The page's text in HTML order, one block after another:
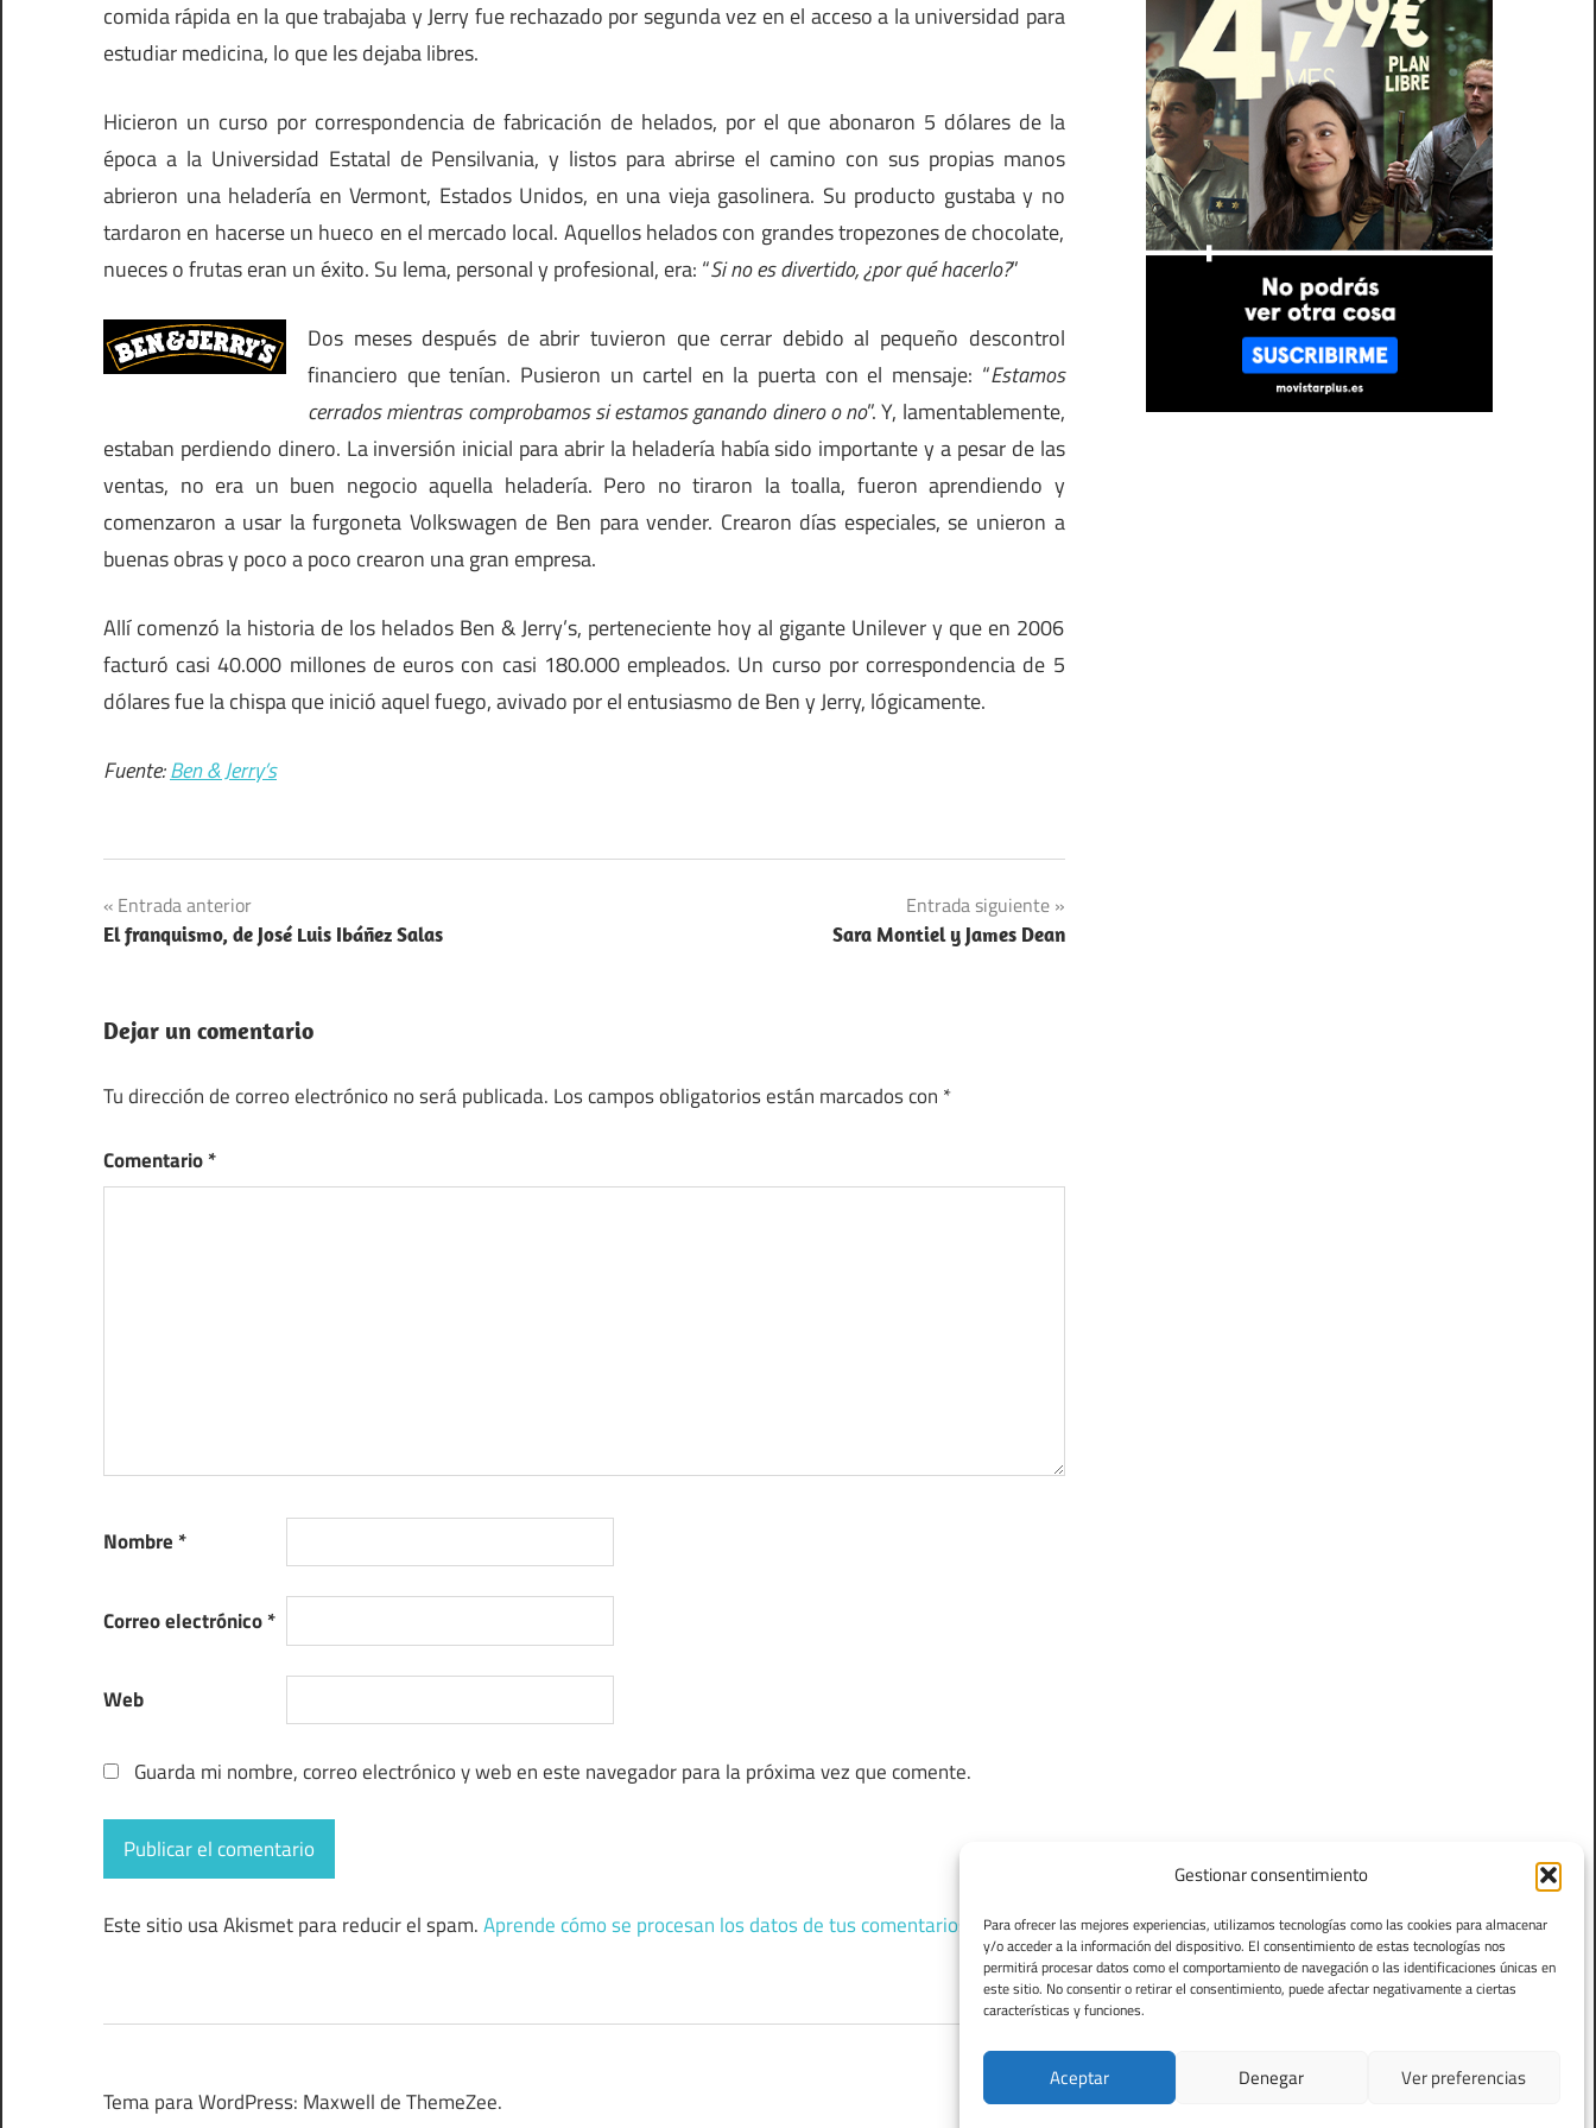
Gestionar consentimiento
Para ofrecer las mejores experiencias, utilizamos tecnologías como las cookies para almacenar
y/o acceder a la información del dispositivo. El consentimiento de estas tecnologías nos
permitirá procesar datos como el comportamiento de navegación o las identificaciones únicas en
este sitio. No consentir o retirar el consentimiento, puede afectar negativamente a ciertas
características y funciones.
Aceptar Denegar Ver preferencias
comida rápida en la que trabajaba y Jerry fue rechazado por segunda vez en el acceso a la universidad para
estudiar medicina, lo que les dejaba libres.
Hicieron un curso por correspondencia de fabricación de helados, por el que abonaron 5 dólares de la
época a la Universidad Estatal de Pensilvania, y listos para abrirse el camino con sus propias manos
abrieron una heladería en Vermont, Estados Unidos, en una vieja gasolinera. Su producto gustaba y no
tardaron en hacerse un hueco en el mercado local. Aquellos helados con grandes tropezones de chocolate,
nueces o frutas eran un éxito. Su lema, personal y profesional, era: “Si no es divertido, ¿por qué hacerlo?”
Dos meses después de abrir tuvieron que cerrar debido al pequeño descontrol
financiero que tenían. Pusieron un cartel en la puerta con el mensaje: “Estamos
cerrados mientras comprobamos si estamos ganando dinero o no”. Y, lamentablemente,
estaban perdiendo dinero. La inversión inicial para abrir la heladería había sido importante y a pesar de las
ventas, no era un buen negocio aquella heladería. Pero no tiraron la toalla, fueron aprendiendo y
comenzaron a usar la furgoneta Volkswagen de Ben para vender. Crearon días especiales, se unieron a
buenas obras y poco a poco crearon una gran empresa.
Allí comenzó la historia de los helados Ben & Jerry’s, perteneciente hoy al gigante Unilever y que en 2006
facturó casi 40.000 millones de euros con casi 180.000 empleados. Un curso por correspondencia de 5
dólares fue la chispa que inició aquel fuego, avivado por el entusiasmo de Ben y Jerry, lógicamente.
Fuente:Ben & Jerry’s
Navegación
de
Entrada anterior
El franquismo, de José Luis Ibáñez Salas
Entrada siguiente
Sara Montiel y James Dean
Dejar un comentario
Tu dirección de correo electrónico no será publicada. Los campos obligatorios están marcados con *
Comentario*
Nombre *
Correo electrónico*
Web
Guarda mi nombre, correo electrónico y web en este navegador para la próxima vez que comente.
Este sitio usa Akismet para reducir el spam.Aprende cómo se procesan los datos de tus comentarios.
Tema para WordPress: Maxwell de ThemeZee.